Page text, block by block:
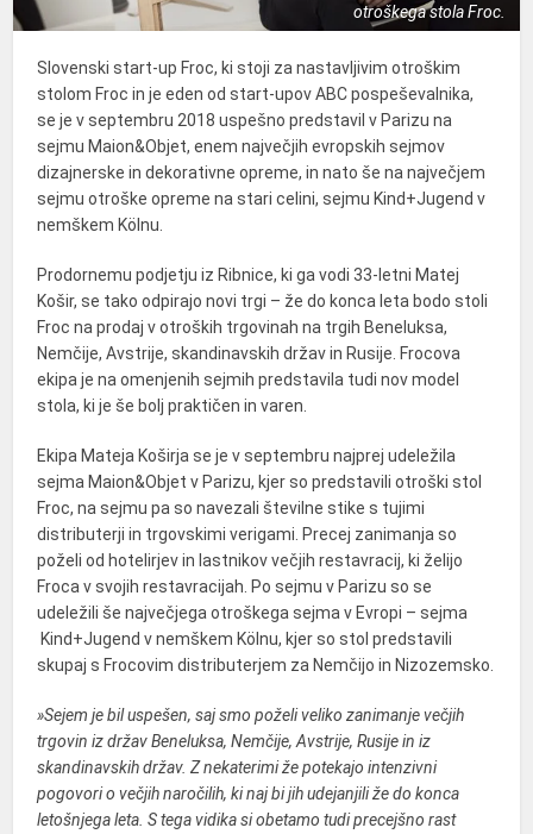
otroškega stola Froc.
Slovenski start-up Froc, ki stoji za nastavljivim otroškim
stolom Froc in je eden od start-upov ABC pospeševalnika,
se je v septembru 2018 uspešno predstavil v Parizu na
sejmu Maion&Objet, enem največjih evropskih sejmov
dizajnerske in dekorativne opreme, in nato še na največjem
sejmu otroške opreme na stari celini, sejmu Kind+Jugend v
nemškem Kölnu.
Prodornemu podjetju iz Ribnice, ki ga vodi 33-letni Matej
Košir, se tako odpirajo novi trgi – že do konca leta bodo stoli
Froc na prodaj v otroških trgovinah na trgih Beneluksa,
Nemčije, Avstrije, skandinavskih držav in Rusije. Frocova
ekipa je na omenjenih sejmih predstavila tudi nov model
stola, ki je še bolj praktičen in varen.
Ekipa Mateja Koširja se je v septembru najprej udeležila
sejma Maion&Objet v Parizu, kjer so predstavili otroški stol
Froc, na sejmu pa so navezali številne stike s tujimi
distributerji in trgovskimi verigami. Precej zanimanja so
poželi od hotelirjev in lastnikov večjih restavracij, ki želijo
Froca v svojih restavracijah. Po sejmu v Parizu so se
udeležili še največjega otroškega sejma v Evropi – sejma
Kind+Jugend v nemškem Kölnu, kjer so stol predstavili
skupaj s Frocovim distributerjem za Nemčijo in Nizozemsko.
»Sejem je bil uspešen, saj smo poželi veliko zanimanje večjih
trgovin iz držav Beneluksa, Nemčije, Avstrije, Rusije in iz
skandinavskih držav. Z nekaterimi že potekajo intenzivni
pogovori o večjih naročilih, ki naj bi jih udejanjili že do konca
letošnjega leta. S tega vidika si obetamo tudi precejšno rast